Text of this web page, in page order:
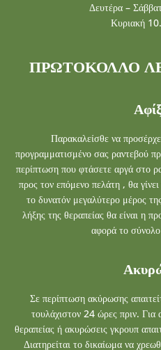
Δευτέρα –
Κυριακή
ΠΡΩΤΟΚΟΛΛΟ
Παρακαλείσθε να
προγραμματισμένο σας ραντεβού
περίπτωση που φτάσετε αργά στο
προς τον επόμενο πελάτη , θα
το δυνατόν μεγαλύτερο μέρος
λήξης της θεραπείας θα είναι η
αφορά το σύνολο
Σε περίπτωση ακύρωσης
τουλάχιστον 24 ώρες πριν.
θεραπείας ή ακυρώσεις γκρουπ
Διατηρείται το δικαίωμα να